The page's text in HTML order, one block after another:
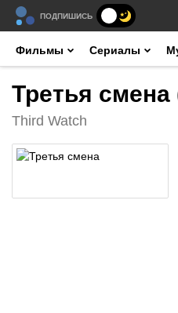
ПОДПИШИСЬ
Фильмы Сериалы
Третья смена
Third Watch